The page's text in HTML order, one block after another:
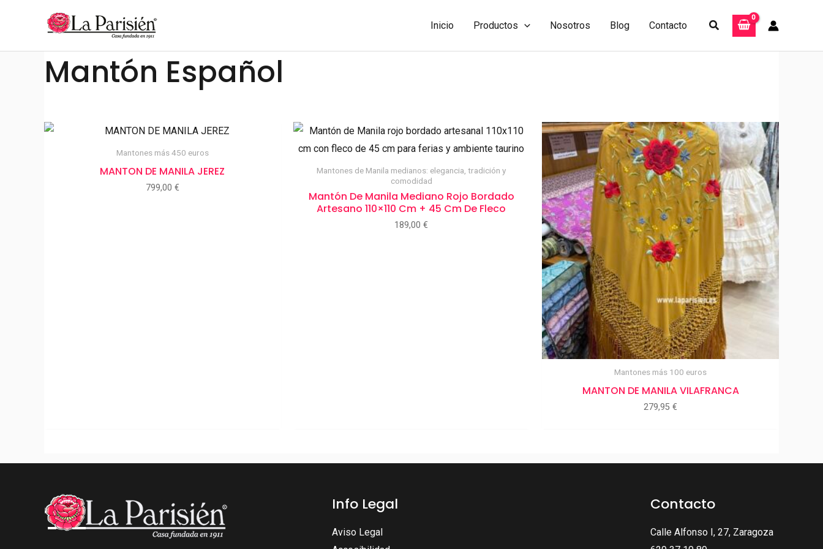
Inicio Productos Nosotros Blog Contacto Buscar
Mantón Español
Mantones más 450 euros
MANTON DE MANILA JEREZ
799,00 €
Mantones de Manila medianos: elegancia, tradición y
comodidad
Mantón De Manila Mediano Rojo Bordado
Artesano 110×110 Cm + 45 Cm De Fleco
189,00€
Mantones más 100 euros
MANTON DE MANILA VILAFRANCA
279,95€
Info Legal
Aviso Legal
Contacto
Calle Alfonso I, 27, Zaragoza